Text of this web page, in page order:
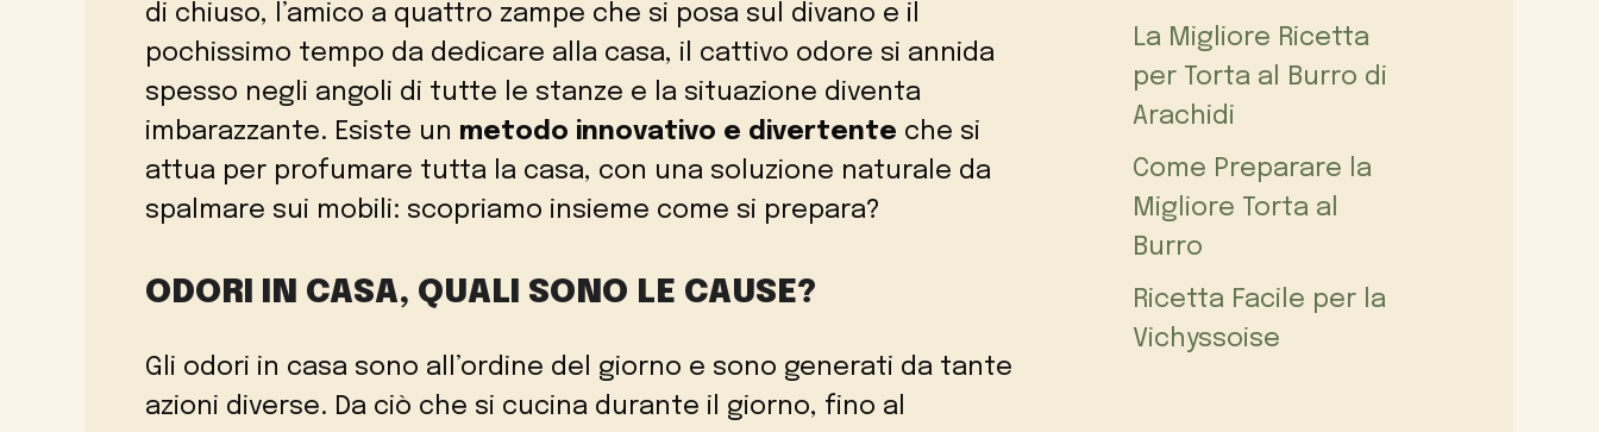
di chiuso, l’amico a quattro zampe che si posa sul divano e il
pochissimo tempo da dedicare alla casa, il cattivo odore si annida
spesso negli angoli di tutte le stanze e la situazione diventa
imbarazzante. Esiste un metodo innovativo e divertente che si
attua per profumare tutta la casa, con una soluzione naturale da
spalmare sui mobili: scopriamo insieme come si prepara?
ODORI IN CASA, QUALI SONO LE CAUSE?
Gli odori in casa sono all’ordine del giorno e sono generati da tante
azioni diverse. Da ciò che si cucina durante il giorno, fino al
La Migliore Ricetta
per Torta al Burro di
Arachidi
Come Preparare la
Migliore Torta al
Burro
Ricetta Facile per la
Vichyssoise